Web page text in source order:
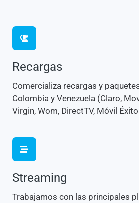
Recargas
Comercializa recargas y
Colombia y Venezuela (Claro,
Virgin, Wom, DirectTV, Móvil
Streaming
Trabajamos con las principales